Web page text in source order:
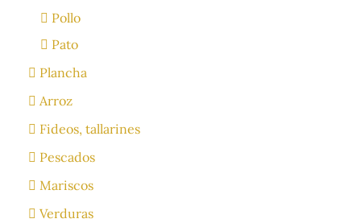
Pollo
Pato
Plancha
Arroz
Fideos, tallarines
Pescados
Mariscos
Verduras